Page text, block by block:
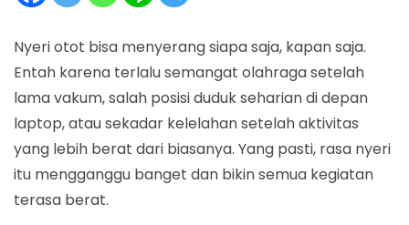
Nyeri otot bisa menyerang siapa saja, kapan saja.
Entah karena terlalu semangat olahraga setelah
lama vakum, salah posisi duduk seharian di depan
laptop, atau sekadar kelelahan setelah aktivitas
yang lebih berat dari biasanya. Yang pasti, rasa nyeri
itu mengganggu banget dan bikin semua kegiatan
terasa berat.